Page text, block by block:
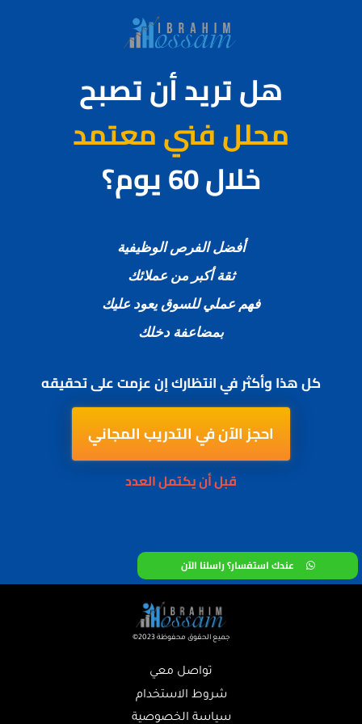
هل تريد أن تصبح
محلل فني معتمد
خلال 60 يوم؟
أفضل الفرص الوظيفية
ثقة أكبر من عملائك
فهم عملي للسوق يعود عليك
بمضاعفة دخلك
كل هذا وأكثر في انتظارك إن عزمت على تحقيقه
احجز الآن في التدريب المجاني
قبل أن يكتمل العدد
عندك استفسار؟ راسلنا الآن
©2023 جميع الحقوق محفوظة
تواصل معي
شروط الاستخدام
سياسة الخصوصية